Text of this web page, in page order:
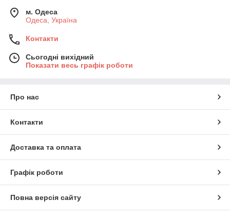
м. Одеса
Одеса, Україна
Контакти
Сьогодні вихідний
Показати весь графік роботи
Про нас
Контакти
Доставка та оплата
Графік роботи
Повна версія сайту